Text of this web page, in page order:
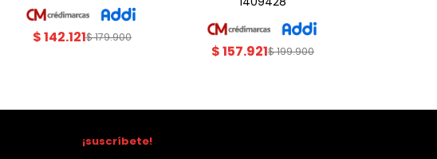
$142.121$179.900
$157.921$199.900
¡suscríbete!